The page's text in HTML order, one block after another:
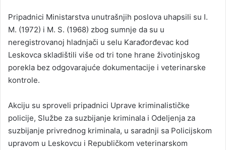
Pripadnici Ministarstva unutrašnjih poslova uhapsili su I.
M. (1972) i M. S. (1968) zbog sumnje da su u
neregistrovanoj hladnjači u selu Karađorđevac kod
Leskovca skladištili više od tri tone hrane životinjskog
porekla bez odgovarajuće dokumentacije i veterinarske
kontrole.
Akciju su sproveli pripadnici Uprave kriminalističke
policije, Službe za suzbijanje kriminala i Odeljenja za
suzbijanje privrednog kriminala, u saradnji sa Policijskom
upravom u Leskovcu i Republičkom veterinarskom